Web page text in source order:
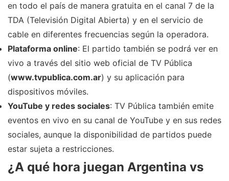
en todo el país de manera gratuita en el canal 7 de la
TDA (Televisión Digital Abierta) y en el servicio de
cable en diferentes frecuencias según la operadora.
Plataforma online: El partido también se podrá ver en
vivo a través del sitio web oficial de TV Pública
(www.tvpublica.com.ar) y su aplicación para
dispositivos móviles.
YouTube y redes sociales: TV Pública también emite
eventos en vivo en su canal de YouTube y en sus redes
sociales, aunque la disponibilidad de partidos puede
estar sujeta a restricciones.
¿A qué hora juegan Argentina vs